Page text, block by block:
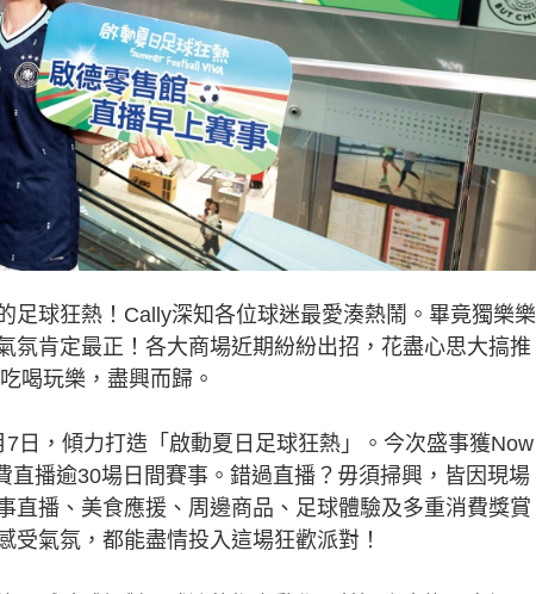
足球狂熱！Cally深知各位球迷最愛湊熱鬧。畢竟獨樂樂
氛肯定最正！各大商場近期紛紛出招，花盡心思大搞推
喝玩樂，盡興而歸。
日，傾力打造「啟動夏日足球狂熱」。今次盛事獲Now
播逾30場日間賽事。錯過直播？毋須掃興，皆因現場
直播、美食應援、周邊商品、足球體驗及多重消費獎賞
氣氛，都能盡情投入這場狂歡派對！